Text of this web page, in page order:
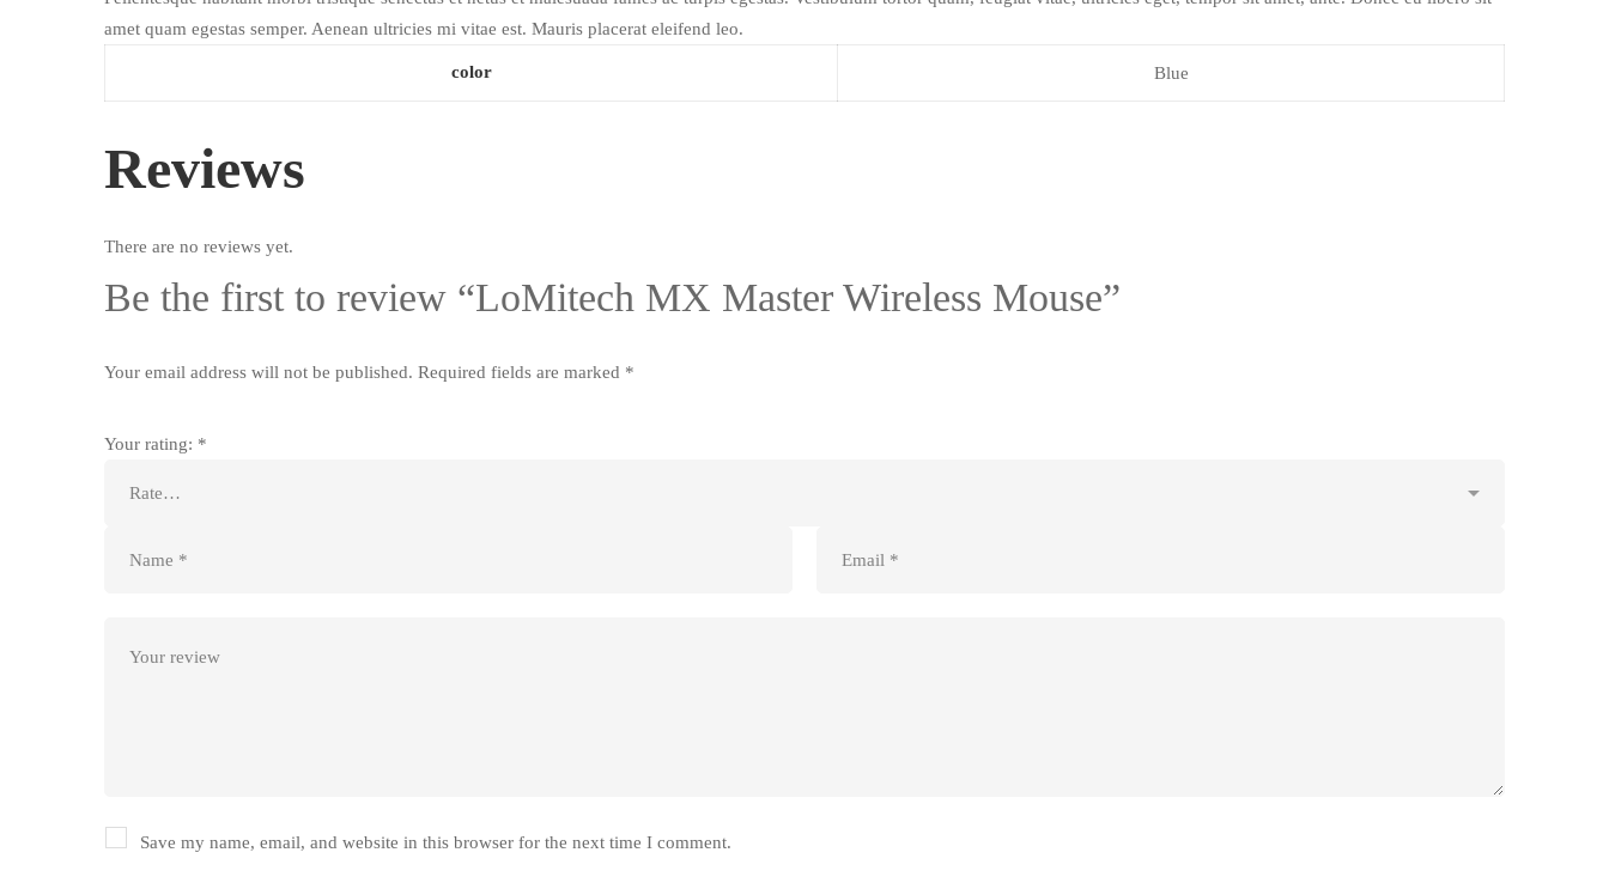
amet quam egestas semper. Aenean ultricies mi vitae est. Mauris placerat eleifend leo.
color Blue
Reviews
There are no reviews yet.
Be the first to review “LoMitech MX Master Wireless Mouse”
Your email address will not be published. Required fields are marked *
Your rating: *
Save my name, email, and website in this browser for the next time I comment.